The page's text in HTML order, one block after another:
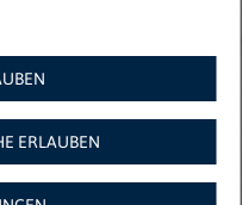
auf
ERLAUBEN